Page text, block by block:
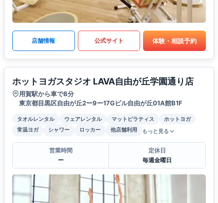
店舗情報 公式サイト 体験・相談予約
ホットヨガスタジオ LAVA自由が丘学園通り店
用賀駅から車で8分
東京都目黒区自由が丘2ー9ー17Gビル自由が丘01A館B1F
タオルレンタル ウェアレンタル マットピラティス
ホットヨガ
常温ヨガ
シャワー ロッカー 他店舗利用 もっと見る
営業時間
ー
定休日
毎週金曜日